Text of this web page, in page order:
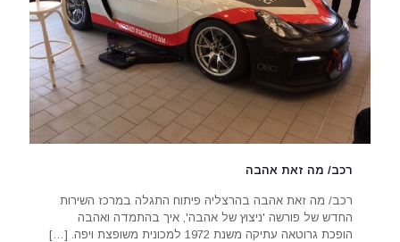
רכב/ מה זאת אהבה
רכב/ מה זאת אהבה בהרצליה פיתוח התגלה במרכז השירות
החדש של פורשה 'ניצוץ של אהבה', איך בהתמדה ואהבה
הופכת גרוטאה עתיקה משנת 1972 למכונית משופצת ויפה.
[…]